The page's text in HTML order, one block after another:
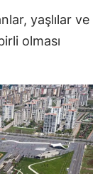
yaşlılar ve
olması